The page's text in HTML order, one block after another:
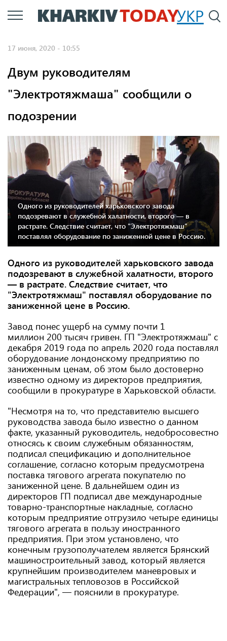
Перейти
к
УКР
17 июня, 2020 - 10:55
Двум руководителям
"Электротяжмаша" сообщили о
подозрении
Одного из руководителей харьковского завода
подозревают в служебной халатности, второго — в
растрате. Следствие считает, что "Электротяжмаш"
поставлял оборудование по заниженной цене в Россию.
Одного из руководителей харьковского завода
подозревают в служебной халатности, второго
— в растрате. Следствие считает, что
"Электротяжмаш" поставлял оборудование по
заниженной цене в Россию.
Завод понес ущерб на сумму почти 1
миллион 200 тысяч гривен. ГП "Электротяжмаш" с
декабря 2019 года по апрель 2020 года поставлял
оборудование лондонскому предприятию по
заниженным ценам, об этом было достоверно
известно одному из директоров предприятия,
сообщили в прокуратуре в Харьковской области.
"Несмотря на то, что представителю высшего
руководства завода было известно о данном
факте, указанный руководитель, недобросовестно
относясь к своим служебным обязанностям,
подписал спецификацию и дополнительное
соглашение, согласно которым предусмотрена
поставка тягового агрегата покупателю по
заниженной цене. В дальнейшем один из
директоров ГП подписал две международные
товарно-транспортные накладные, согласно
которым предприятие отгрузило четыре единицы
тягового агрегата в пользу иностранного
предприятия. При этом установлено, что
конечным грузополучателем является Брянский
машиностроительный завод, который является
крупнейшим производителем маневровых и
магистральных тепловозов в Российской
Федерации", — пояснили в прокуратуре.